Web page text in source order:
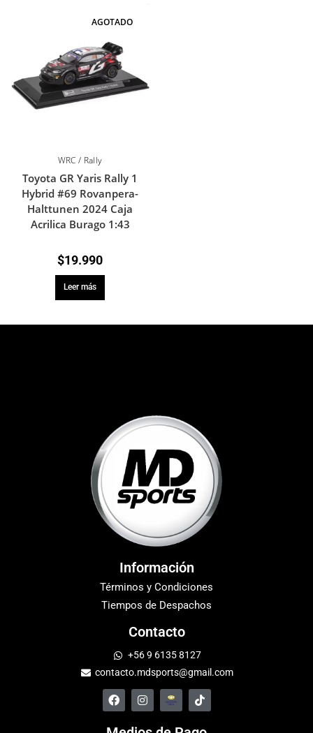
AGOTADO
WRC / Rally
Toyota GR Yaris Rally 1
Hybrid #69 Rovanpera-
Halttunen 2024 Caja
Acrilica Burago 1:43
$19.990
Leer más
Información
Términos y Condiciones
Tiempos de Despachos
Contacto
+56 9 6135 8127
contacto.mdsports@gmail.com